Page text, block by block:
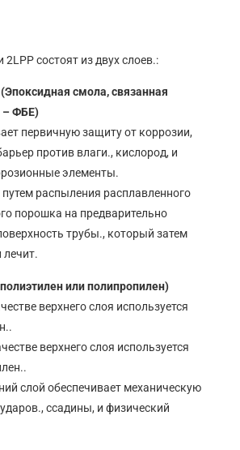
состоят из двух слоев.:
смола, связанная
– ФБЕ)
первичную защиту от коррозии,
против влаги., кислород, и
элементы.
путем распыления расплавленного
порошка на предварительно
трубы., который затем
лечит.
или полипропилен)
верхнего слоя используется
верхнего слоя используется
слой обеспечивает механическую
ссадины, и физический